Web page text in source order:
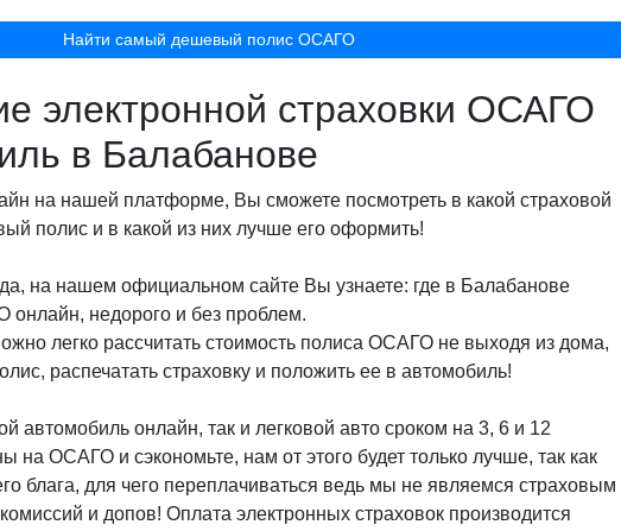
Найти самый дешевый полис ОСАГО
электронной страховки ОСАГО
в Балабанове
на нашей платформе, Вы сможете посмотреть в какой страховой
полис и в какой из них лучше его оформить!
на нашем официальном сайте Вы узнаете: где в Балабанове
недорого и без проблем.
легко рассчитать стоимость полиса ОСАГО не выходя из дома,
распечатать страховку и положить ее в автомобиль!
автомобиль онлайн, так и легковой авто сроком на 3, 6 и 12
на ОСАГО и сэкономьте, нам от этого будет только лучше, так как
блага, для чего переплачиваться ведь мы не являемся страховым
и допов! Оплата электронных страховок производится